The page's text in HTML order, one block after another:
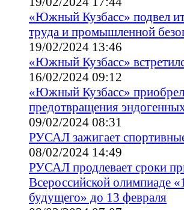
«Южный Кузбасс» подвел
труда и промышленной
19/02/2024 13:46
«Южный Кузбасс»
16/02/2024 09:12
«Южный Кузбасс»
предотвращения
09/02/2024 08:31
РУСАЛ зажигает
08/02/2024 14:49
РУСАЛ продлевает сроки
Всероссийской олимпиаде
будущего» до 13 февраля